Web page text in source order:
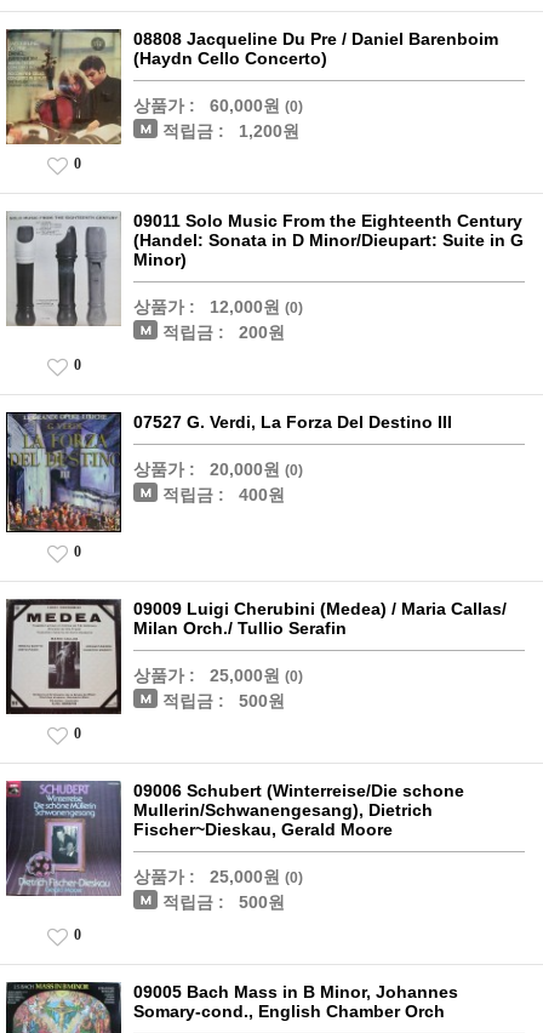
08808 Jacqueline Du Pre / Daniel Barenboim
(Haydn Cello Concerto)
상품가 : 60,000원 (0)
적립금 : 1,200원
0
09011 Solo Music From the Eighteenth Century
(Handel: Sonata in D Minor/Dieupart: Suite in G
Minor)
상품가 : 12,000원 (0)
적립금 : 200원
0
07527 G. Verdi, La Forza Del Destino III
상품가 : 20,000원 (0)
적립금 : 400원
0
09009 Luigi Cherubini (Medea) / Maria Callas/
Milan Orch./ Tullio Serafin
상품가 : 25,000원 (0)
적립금 : 500원
0
09006 Schubert (Winterreise/Die schone
Mullerin/Schwanengesang), Dietrich
Fischer~Dieskau, Gerald Moore
상품가 : 25,000원 (0)
적립금 : 500원
0
09005 Bach Mass in B Minor, Johannes
Somary-cond., English Chamber Orch